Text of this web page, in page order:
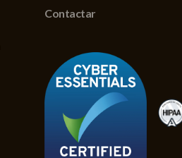
Contactar